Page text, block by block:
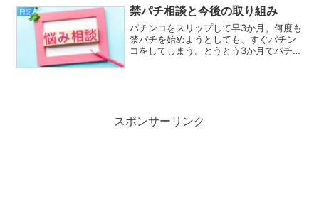
動画を観るのはや...
日記 禁パチ相談と今後の取り組み
パチンコをスリップして早3か月。何度も
禁パチを始めようとしても、すぐパチン
コをしてしまう。とうとう3か月でパチン
スポンサーリンク